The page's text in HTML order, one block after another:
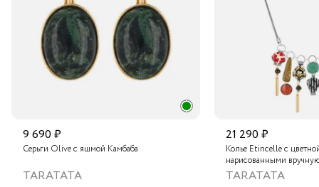
9 690 ₽
Серьги Olive с яшмой Камбаба
TARATATA
21 290 ₽
Колье Etincelle с
нарисованными
слюдяным порошком,
стеклянными бусинам
TARATATA